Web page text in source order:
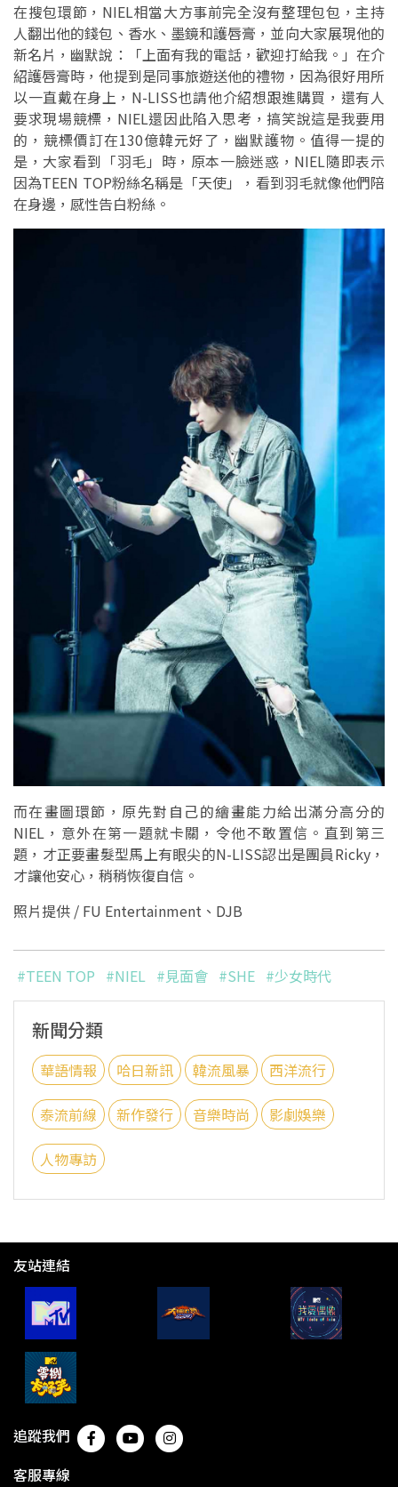
在搜包環節，NIEL相當大方事前完全沒有整理包包，主持
人翻出他的錢包、香水、墨鏡和護唇膏，並向大家展現他的
新名片，幽默說：「上面有我的電話，歡迎打給我。」在介
紹護唇膏時，他提到是同事旅遊送他的禮物，因為很好用所
以一直戴在身上，N-LISS也請他介紹想跟進購買，還有人
要求現場競標，NIEL還因此陷入思考，搞笑說這是我要用
的，競標價訂在130億韓元好了，幽默護物。值得一提的
是，大家看到「羽毛」時，原本一臉迷惑，NIEL隨即表示
因為TEEN TOP粉絲名稱是「天使」，看到羽毛就像他們陪
在身邊，感性告白粉絲。
而在畫圖環節，原先對自己的繪畫能力給出滿分高分的
NIEL，意外在第一題就卡關，令他不敢置信。直到第三
題，才正要畫髮型馬上有眼尖的N-LISS認出是團員Ricky，
才讓他安心，稍稍恢復自信。
照片提供 / FU Entertainment、DJB
#TEEN TOP #NIEL #見面會 #SHE #少女時代
新聞分類
華語情報 哈日新訊 韓流風暴 西洋流行
泰流前線 新作發行 音樂時尚 影劇娛樂
人物專訪
友站連結
追蹤我們
客服專線